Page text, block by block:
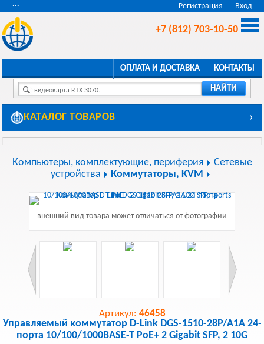
Регистрация Вход
···
+7 (812) 703-10-50
ОПЛАТА И ДОСТАВКА КОНТАКТЫ
видеокарта RTX 3070... НАЙТИ
КАТАЛОГ ТОВАРОВ ›
Компьютеры, комплектующие, периферия
Сетевые
устройства
Коммутаторы, KVM
внешний вид товара может отличаться от фотографии
Артикул: 46458
Управляемый коммутатор D-Link DGS-1510-28P/A1A 24-
порта 10/100/1000BASE-T PoE+ 2 Gigabit SFP, 2 10G